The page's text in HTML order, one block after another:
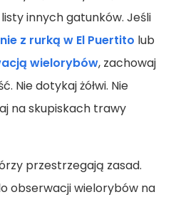
listy innych gatunków. Jeśli
z rurką w El Puertito lub
wielorybów, zachowaj
Nie dotykaj żółwi. Nie
na skupiskach trawy
przestrzegają zasad.
obserwacji wielorybów na